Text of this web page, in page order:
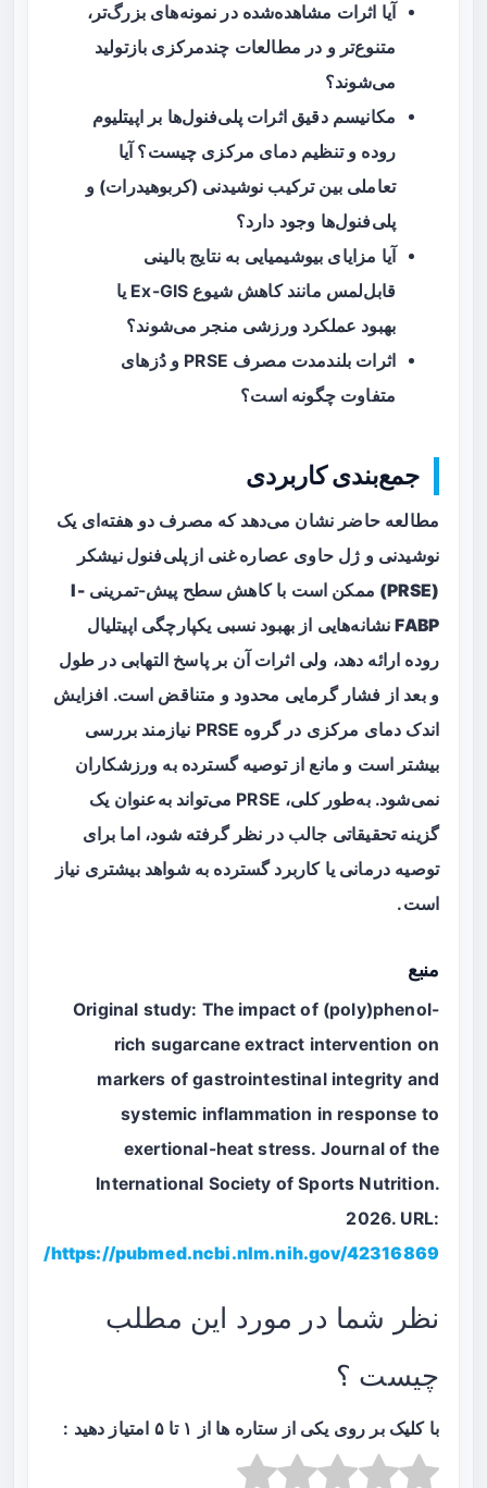
آیا اثرات مشاهده‌شده در نمونه‌های بزرگ‌تر،
متنوع‌تر و در مطالعات چندمرکزی بازتولید
می‌شوند؟
مکانیسم دقیق اثرات پلی‌فنول‌ها بر اپیتلیوم
روده و تنظیم دمای مرکزی چیست؟ آیا
تعاملی بین ترکیب نوشیدنی (کربوهیدرات) و
پلی‌فنول‌ها وجود دارد؟
آیا مزایای بیوشیمیایی به نتایج بالینی
قابل‌لمس مانند کاهش شیوع Ex-GIS یا
بهبود عملکرد ورزشی منجر می‌شوند؟
اثرات بلندمدت مصرف PRSE و دُزهای
متفاوت چگونه است؟
جمع‌بندی کاربردی
مطالعه حاضر نشان می‌دهد که مصرف دو هفته‌ای یک
نوشیدنی و ژل حاوی عصاره غنی از پلی‌فنول نیشکر
(PRSE)
ممکن است با کاهش سطح پیش-تمرینیI-
FABPنشانه‌هایی از بهبود نسبی یکپارچگی اپیتلیال
روده ارائه دهد، ولی اثرات آن بر پاسخ التهابی در طول
و بعد از فشار گرمایی محدود و متناقض است. افزایش
اندک دمای مرکزی در گروه PRSE نیازمند بررسی
بیشتر است و مانع از توصیه گسترده به ورزشکاران
نمی‌شود. به‌طور کلی، PRSE می‌تواند به‌عنوان یک
گزینه تحقیقاتی جالب در نظر گرفته شود، اما برای
توصیه درمانی یا کاربرد گسترده به شواهد بیشتری نیاز
است.
منبع
Original study: The impact of (poly)phenol-
rich sugarcane extract intervention on
markers of gastrointestinal integrity and
systemic inflammation in response to
exertional-heat stress. Journal of the
International Society of Sports Nutrition.
2026. URL:
https://pubmed.ncbi.nlm.nih.gov/42316869/
نظر شما در مورد این مطلب
چیست ؟
با کلیک بر روی یکی از ستاره ها از ۱ تا ۵ امتیاز دهید :